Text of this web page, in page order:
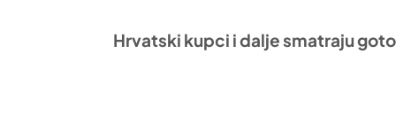
Hrvatski kupci i dalje smatraju